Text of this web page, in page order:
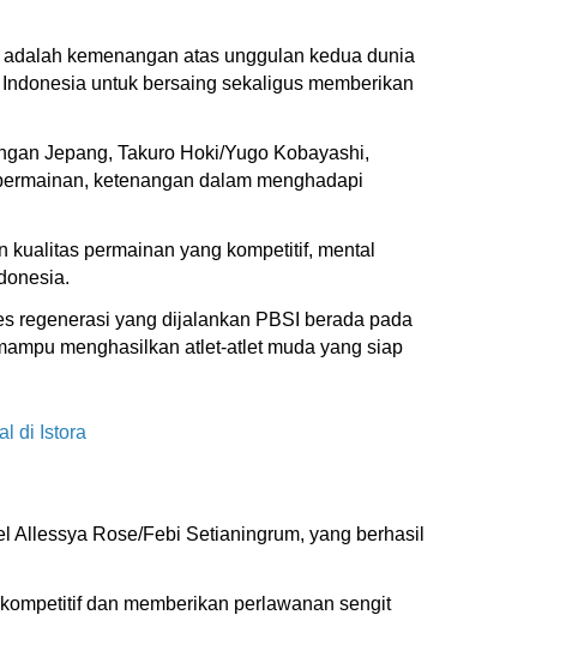
kemenangan atas unggulan kedua dunia
untuk bersaing sekaligus memberikan
Jepang, Takuro Hoki/Yugo Kobayashi,
ketenangan dalam menghadapi
permainan yang kompetitif, mental
regenerasi yang dijalankan PBSI berada pada
menghasilkan atlet-atlet muda yang siap
di Istora
Allessya Rose/Febi Setianingrum, yang berhasil
dan memberikan perlawanan sengit